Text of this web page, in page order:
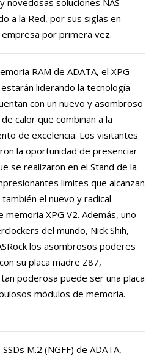
a la Red, por sus siglas en
por primera vez.
RAM de ADATA, el XPG
estarán liderando la tecnología
con un nuevo y asombroso
calor que combinan a la
de excelencia. Los visitantes
la oportunidad de presenciar
se realizaron en el Stand de la
limites que alcanzan
el nuevo y radical
memoria XPG V2. Además, uno
del mundo, Nick Shih,
los asombrosos poderes
con su placa madre Z87,
poderosa puede ser una placa
módulos de memoria.
SSDs M.2 (NGFF) de ADATA,